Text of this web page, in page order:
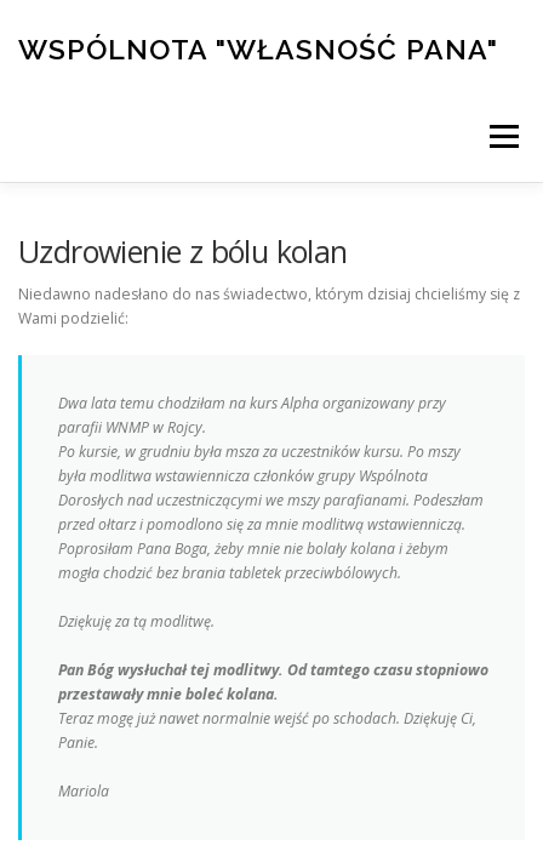
treściWSPÓLNOTA "WŁASNOŚĆ PANA"
Menu
KONFERENCJE
SKLEP/WSPARCIE
Uzdrowienie z bólu kolan
Niedawno nadesłano do nas świadectwo, którym dzisiaj chcieliśmy się z
Wami podzielić:
Dwa lata temu chodziłam na kurs Alpha organizowany przy
parafii WNMP w Rojcy.
Po kursie, w grudniu była msza za uczestników kursu. Po mszy
była modlitwa wstawiennicza członków grupy Wspólnota
Dorosłych nad uczestniczącymi we mszy parafianami. Podeszłam
przed ołtarz i pomodlono się za mnie modlitwą wstawienniczą.
Poprosiłam Pana Boga, żeby mnie nie bolały kolana i żebym
mogła chodzić bez brania tabletek przeciwbólowych.
Dziękuję za tą modlitwę.
Pan Bóg wysłuchał tej modlitwy. Od tamtego czasu stopniowo
przestawały mnie boleć kolana.
Teraz mogę już nawet normalnie wejść po schodach. Dziękuję Ci,
Panie.
Mariola